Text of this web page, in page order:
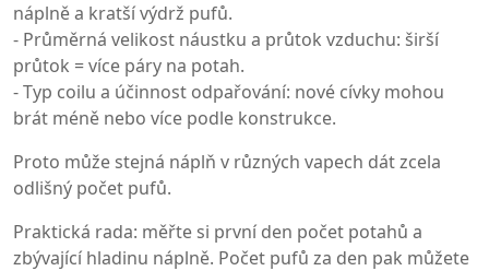
náplně a kratší výdrž pufů.
- Průměrná velikost náustku a průtok vzduchu: širší
průtok = více páry na potah.
- Typ coilu a účinnost odpařování: nové cívky mohou
brát méně nebo více podle konstrukce.
Proto může stejná náplň v různých vapech dát zcela
odlišný počet pufů.
Praktická rada: měřte si první den počet potahů a
zbývající hladinu náplně. Počet pufů za den pak můžete